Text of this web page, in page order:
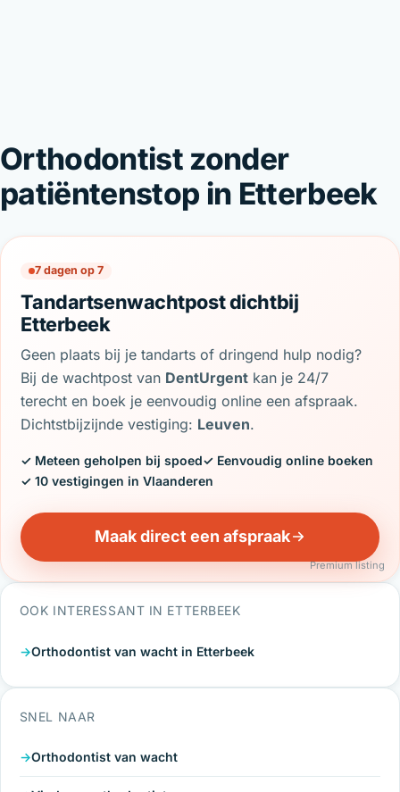
Orthodontist zonder
patiëntenstop in Etterbeek
7 dagen op 7
Tandartsenwachtpost dichtbij
Etterbeek
Geen plaats bij je tandarts of dringend hulp nodig?
Bij de wachtpost van DentUrgent kan je 24/7
terecht en boek je eenvoudig online een afspraak.
Dichtstbijzijnde vestiging: Leuven.
✓ Meteen geholpen bij spoed✓ Eenvoudig online boeken
✓ 10 vestigingen in Vlaanderen
Maak direct een afspraak
Premium listing
OOK INTERESSANT IN ETTERBEEK
Orthodontist van wacht in Etterbeek
SNEL NAAR
Orthodontist van wacht